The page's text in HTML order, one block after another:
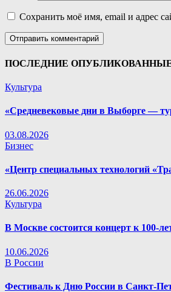
Сохранить моё имя, email и адрес
ПОСЛЕДНИЕ
Культура
«Средневековые дни в Выборге —
03.08.2026
Бизнес
«Центр специальных технологий
26.06.2026
Культура
В Москве состоится концерт к 100-
10.06.2026
В России
Фестиваль к Дню России в Санкт-